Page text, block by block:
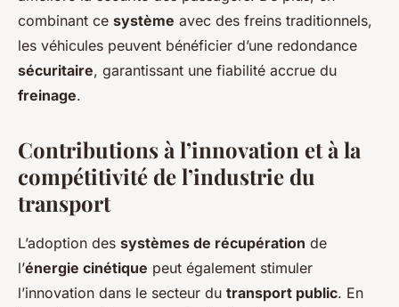
combinant ce système avec des freins traditionnels,
les véhicules peuvent bénéficier d’une redondance
sécuritaire, garantissant une fiabilité accrue du
freinage.
Contributions à l’innovation et à la
compétitivité de l’industrie du
transport
L’adoption des systèmes de récupération de
l’énergie cinétique peut également stimuler
l’innovation dans le secteur du transport public. En